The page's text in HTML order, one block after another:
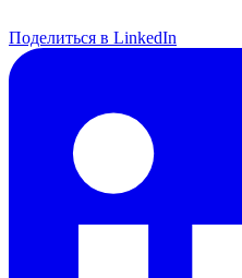
Поделиться в LinkedIn